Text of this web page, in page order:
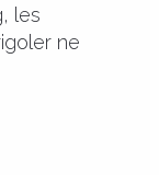
les
ne